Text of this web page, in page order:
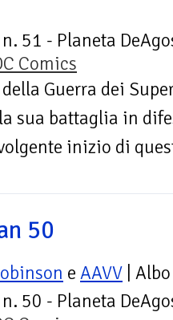
n. 51 - Planeta
Comics
Guerra dei
sua battaglia in
inizio di
50
e AAVV | Albo
n. 50 - Planeta